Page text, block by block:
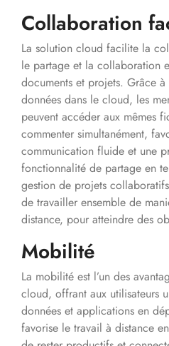
Collaboration
La solution cloud facilite la
le partage et la collaboration
documents et projets. Grâce
données dans le cloud, les
peuvent accéder aux mêmes
commenter simultanément,
communication fluide et une
fonctionnalité de partage en
gestion de projets
de travailler ensemble de
distance, pour atteindre des
Mobilité
La mobilité est l’un des
cloud, offrant aux utilisateurs
données et applications en
favorise le travail à distance